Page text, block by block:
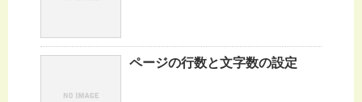
ページの行数と文字数の設定